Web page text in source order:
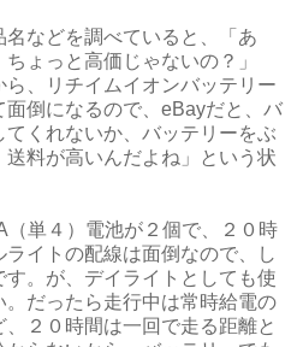
などを調べていると、「あ
ょっと高価じゃないの？」
ら、リチイムイオンバッテリー
面倒になるので、eBayだと、バ
くれないか、バッテリーをぶ
料が高いんだよね」という状
（単４）電池が２個で、２０時
イトの配線は面倒なので、し
。が、デイライトとしても使
。だったら走行中は常時給電の
２０時間は一回で走る距離と